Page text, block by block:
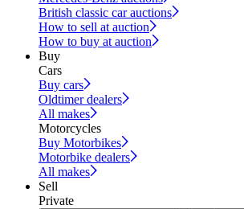
British classic car auctions
How to sell at auction
How to buy at auction
Buy
Cars
Buy cars
Oldtimer dealers
All makes
Motorcycles
Buy Motorbikes
Motorbike dealers
All makes
Sell
Private